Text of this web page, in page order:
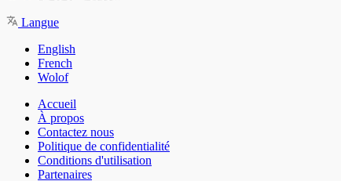
Langue
English
French
Wolof
Accueil
À propos
Contactez nous
Politique de confidentialité
Conditions d'utilisation
Partenaires